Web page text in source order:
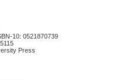
10: 0521870739
Press